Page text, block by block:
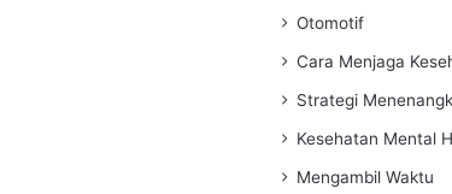
Otomotif
Cara Menjaga
Strategi
Kesehatan Mental
Mengambil Waktu